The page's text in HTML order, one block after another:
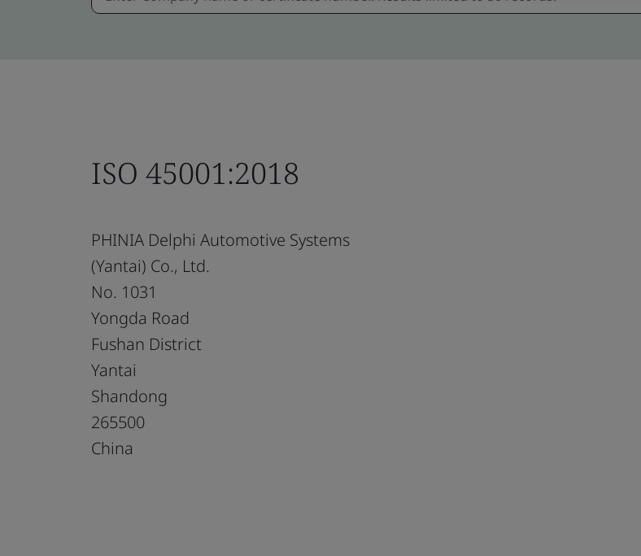
ISO 45001:2018
PHINIA Delphi Automotive Systems
(Yantai) Co., Ltd.
No. 1031
Yongda Road
Fushan District
Yantai
Shandong
265500
China